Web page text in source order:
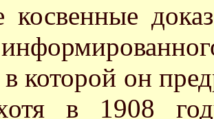
косвенные
которой он
в 1908